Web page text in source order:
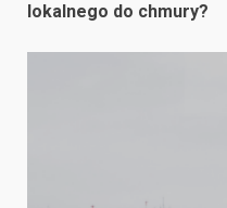
lokalnego do chmury?